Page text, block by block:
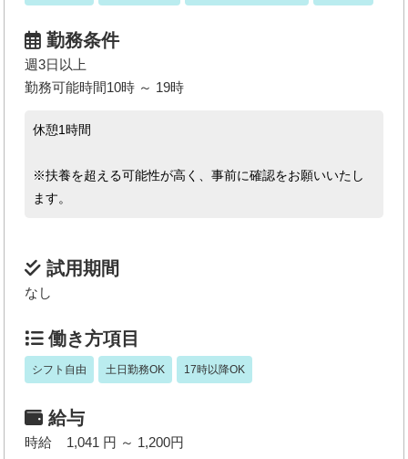
勤務条件
週3日以上
勤務可能時間10時 ～ 19時
休憩1時間
※扶養を超える可能性が高く、事前に確認をお願いいたし
ます。
試用期間
なし
働き方項目
シフト自由 土日勤務OK 17時以降OK
給与
時給 1,041 円 ～ 1,200円